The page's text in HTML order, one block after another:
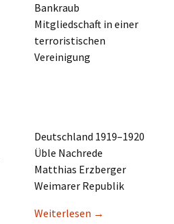
Bankraub
Mitglied­schaft in einer
terro­ris­ti­schen
Vereinigung
Deutsch­land 1919–1920
Üble Nachrede
Matthi­as Erzberger
Weima­rer Republik
Weiter­le­sen →